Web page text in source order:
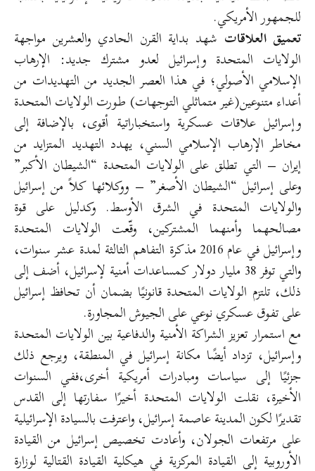
للجمهور الأمريكي.
تعميق العلاقات شهد بداية القرن الحادي والعشرين مواجهة
الولايات المتحدة وإسرائيل لعدو مشترك جديد: الإرهاب
الإسلامي الأصولي؛ في هذا العصر الجديد من التهديدات من
أعداء متنوعين(غير متماثلي التوجهات) طورت الولايات المتحدة
وإسرائيل علاقات عسكرية واستخباراتية أقوى، بالإضافة إلى
مخاطر الإرهاب الإسلامي السني، يهدد التهديد المتزايد من
إيران – التي تطلق على الولايات المتحدة “الشيطان الأكبر”
وعلى إسرائيل “الشيطان الأصغر” – ووكلائها كلاً من إسرائيل
والولايات المتحدة في الشرق الأوسط. وكدليل على قوة
مصالحهما وأمنهما المشتركين، وقّعت الولايات المتحدة
وإسرائيل في عام 2016 مذكرة التفاهم الثالثة لمدة عشر سنوات،
والتي توفر 38 مليار دولار كمساعدات أمنية لإسرائيل، أضف إلى
ذلك، تلتزم الولايات المتحدة قانونيًا بضمان أن تحافظ إسرائيل
على تفوق عسكري نوعي على الجيوش المجاورة.
مع استمرار تعزيز الشراكة الأمنية والدفاعية بين الولايات المتحدة
وإسرائيل، تزداد أيضًا مكانة إسرائيل في المنطقة، ويرجع ذلك
جزئيًا إلى سياسات ومبادرات أمريكية أخرى،ففي السنوات
الأخيرة، نقلت الولايات المتحدة أخيرًا سفارتها إلى القدس
تقديرًا لكون المدينة عاصمة إسرائيل، واعترفت بالسيادة الإسرائيلية
على مرتفعات الجولان، وأعادت تخصيص إسرائيل من القيادة
الأوروبية إلى القيادة المركزية في هيكلية القيادة القتالية لوزارة